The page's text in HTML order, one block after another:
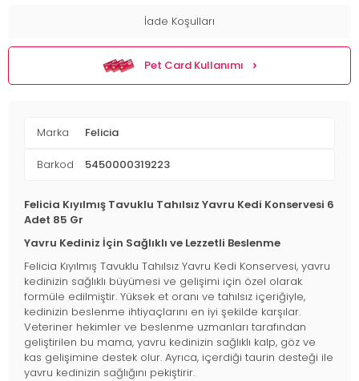
İade Koşulları
Pet Card Kullanımı
Marka Felicia
Barkod 5450000319223
Felicia Kıyılmış Tavuklu Tahılsız Yavru Kedi Konservesi 6
Adet 85 Gr
Yavru Kediniz İçin Sağlıklı ve Lezzetli Beslenme
Felicia Kıyılmış Tavuklu Tahılsız Yavru Kedi Konservesi, yavru
kedinizin sağlıklı büyümesi ve gelişimi için özel olarak
formüle edilmiştir. Yüksek et oranı ve tahılsız içeriğiyle,
kedinizin beslenme ihtiyaçlarını en iyi şekilde karşılar.
Veteriner hekimler ve beslenme uzmanları tarafından
geliştirilen bu mama, yavru kedinizin sağlıklı kalp, göz ve
kas gelişimine destek olur. Ayrıca, içerdiği taurin desteği ile
yavru kedinizin sağlığını pekiştirir.